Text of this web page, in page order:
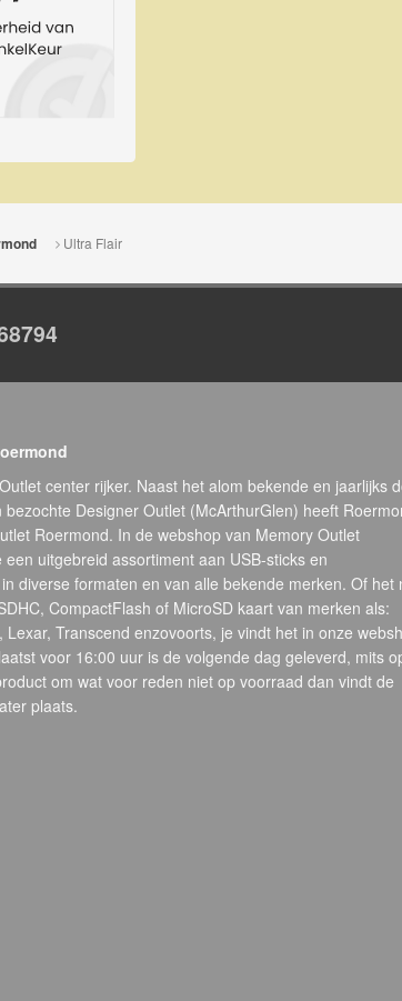
Ultra Flair
center rijker. Naast het alom bekende en jaarlijks
bezochte Designer Outlet (McArthurGlen) heeft
Roermond. In de webshop van Memory Outlet
een uitgebreid assortiment aan USB-sticks en
diverse formaten en van alle bekende merken. Of het
CompactFlash of MicroSD kaart van merken als:
Lexar, Transcend enzovoorts, je vindt het in onze
voor 16:00 uur is de volgende dag geleverd, mits
om wat voor reden niet op voorraad dan vindt de
plaats.